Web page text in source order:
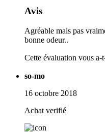
Avis
Agréable mais pas
bonne odeur..
Cette évaluation vous a-
so-mo
16 octobre 2018
Achat verifié